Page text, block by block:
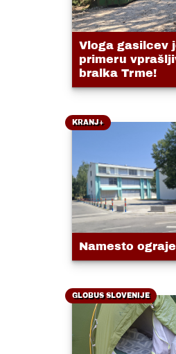
Vloga gasilcev
primeru
bralka Trme!
KRANJ+
Namesto
GLOBUS SLOVENIJE